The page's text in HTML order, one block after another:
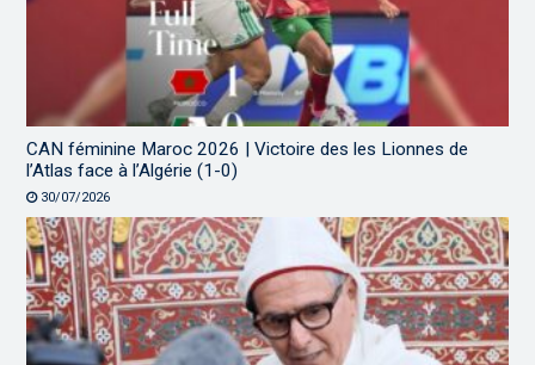
CAN féminine Maroc 2026 | Victoire des les Lionnes de
l’Atlas face à l’Algérie (1-0)
30/07/2026